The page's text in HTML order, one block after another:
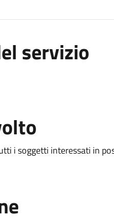
servizio
i soggetti interessati in